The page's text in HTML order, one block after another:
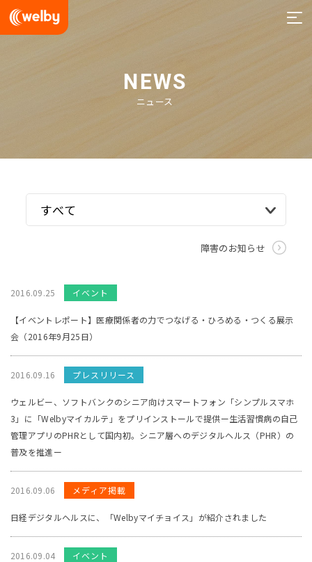
NEWS
ニュース
障害のお知らせ
2016.09.25 イベント
【イベントレポート】医療関係者の力でつなげる・ひろめる・つくる展示
会（2016年9月25日）
2016.09.16 プレスリリース
ウェルビー、ソフトバンクのシニア向けスマートフォン「シンプルスマホ
3」に「Welbyマイカルテ」をプリインストールで提供ー生活習慣病の自己
管理アプリのPHRとして国内初。シニア層へのデジタルヘルス（PHR）の
普及を推進ー
2016.09.06 メディア掲載
日経デジタルヘルスに、「Welbyマイチョイス」が紹介されました
2016.09.04 イベント